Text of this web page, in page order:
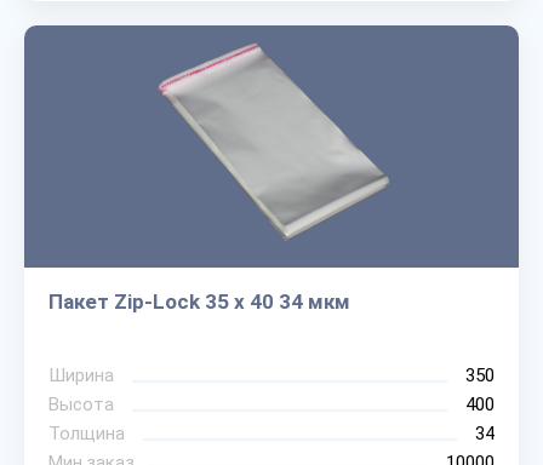
Пакет Zip-Lock 35 х 40 34 мкм
Ширина
350
Высота
400
Толщина
34